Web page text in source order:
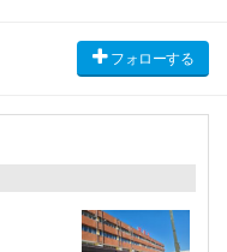
フォローする